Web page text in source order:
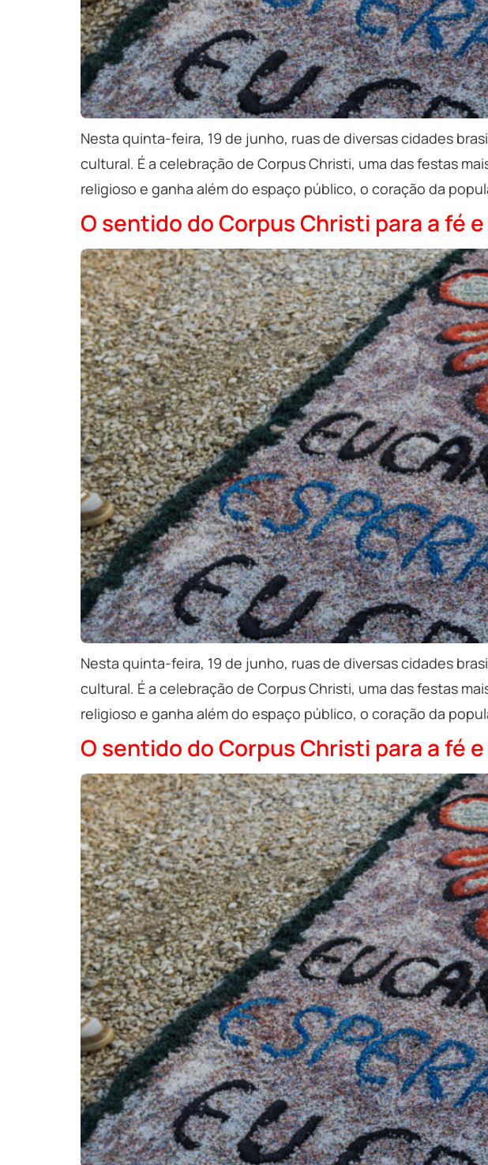
Nesta quinta-feira, 19 de junho, ruas de diversas cidades
cultural. É a celebração de Corpus Christi, uma das festas
religioso e ganha além do espaço público, o coração da
O sentido do Corpus Christi para a fé
Nesta quinta-feira, 19 de junho, ruas de diversas cidades
cultural. É a celebração de Corpus Christi, uma das festas
religioso e ganha além do espaço público, o coração da
O sentido do Corpus Christi para a fé